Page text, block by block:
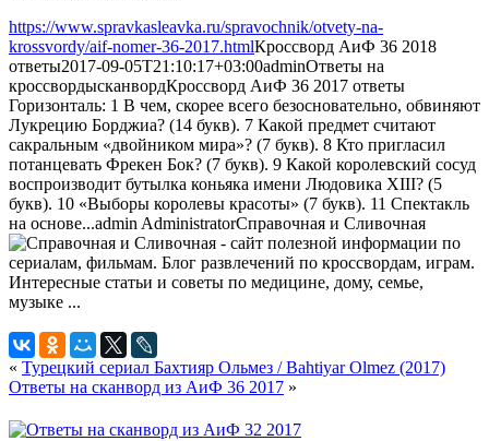
https://www.spravkasleavka.ru/spravochnik/otvety-na-
krossvordy/aif-nomer-36-2017.htmlКроссворд АиФ 36 2018
ответы2017-09-05T21:10:17+03:00adminОтветы на
кроссвордысканвордКроссворд АиФ 36 2017 ответы
Горизонталь: 1 В чем, скорее всего безосновательно, обвиняют
Лукрецию Борджиа? (14 букв). 7 Какой предмет считают
сакральным «двойником мира»? (7 букв). 8 Кто пригласил
потанцевать Фрекен Бок? (7 букв). 9 Какой королевский сосуд
воспроизводит бутылка коньяка имени Людовика XIII? (5
букв). 10 «Выборы королевы красоты» (7 букв). 11 Спектакль
на основе...admin AdministratorСправочная и Сливочная
« Турецкий сериал Бахтияр Ольмез / Bahtiyar Olmez (2017)
Ответы на сканворд из АиФ 36 2017 »